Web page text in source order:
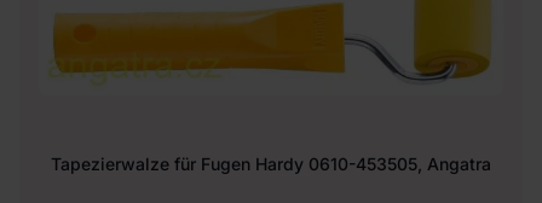
Tapezierwalze für Fugen Hardy 0610-453505, Angatra